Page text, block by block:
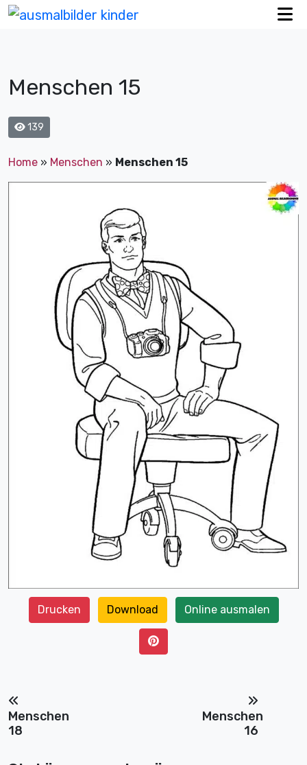
Menschen 15
139
Home » Menschen » Menschen 15
Drucken Download Online ausmalen
Menschen
18
Menschen
16